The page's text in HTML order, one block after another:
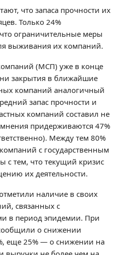
что запаса прочности их
Только 24%
ограничительные меры
выживания их компаний.
(МСП) уже в конце
закрытия в ближайшие
компаний аналогичный
запас прочности и
компаний составил не
придерживаются 47%
Между тем 80%
с государственным
с тем, что текущий кризис
их деятельности.
наличие в своих
связанных с
в период эпидемии. При
о снижении
еще 25% — о снижении на